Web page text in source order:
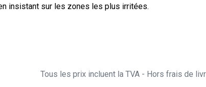
insistant sur les zones les plus irritées.
Tous les prix incluent la TVA - Hors frais de